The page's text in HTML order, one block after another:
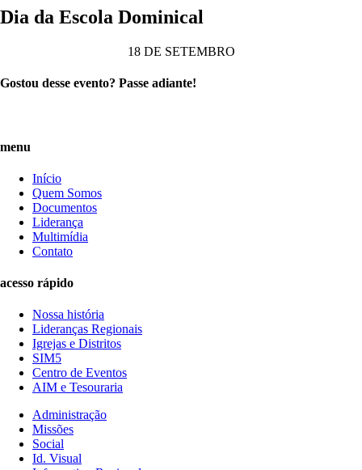
Dia da Escola Dominical
18 DE SETEMBRO
Gostou desse evento? Passe adiante!
menu
Início
Quem Somos
Documentos
Liderança
Multimídia
Contato
acesso rápido
Nossa história
Lideranças Regionais
Igrejas e Distritos
SIM5
Centro de Eventos
AIM e Tesouraria
Administração
Missões
Social
Id. Visual